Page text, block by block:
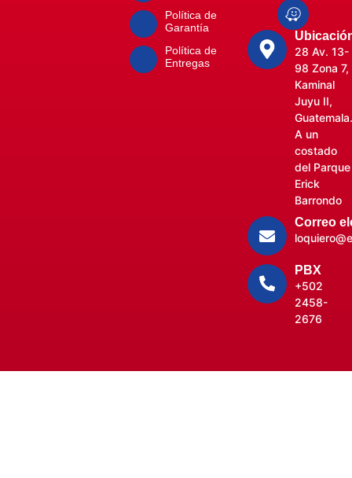
Política de
Garantía
Política de
Entregas
28 Av. 13-
98 Zona 7,
Kaminal
Juyu II,
Guatemala.
A un
costado
del Parque
Erick
Barrondo
Correo
PBX
+502
2458-
2676